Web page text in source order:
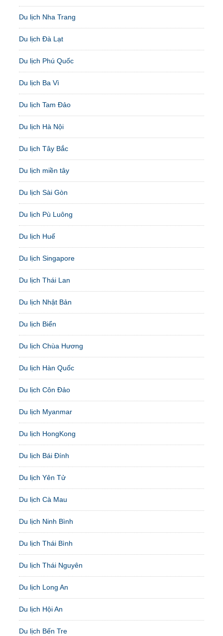
Du lịch Nha Trang
Du lịch Đà Lạt
Du lịch Phú Quốc
Du lịch Ba Vì
Du lịch Tam Đảo
Du lịch Hà Nội
Du lịch Tây Bắc
Du lịch miền tây
Du lịch Sài Gòn
Du lịch Pù Luông
Du lịch Huế
Du lịch Singapore
Du lịch Thái Lan
Du lịch Nhật Bản
Du lịch Biển
Du lịch Chùa Hương
Du lịch Hàn Quốc
Du lịch Côn Đảo
Du lịch Myanmar
Du lịch HongKong
Du lịch Bái Đính
Du lịch Yên Tử
Du lịch Cà Mau
Du lịch Ninh Bình
Du lịch Thái Bình
Du lịch Thái Nguyên
Du lịch Long An
Du lịch Hội An
Du lịch Bến Tre